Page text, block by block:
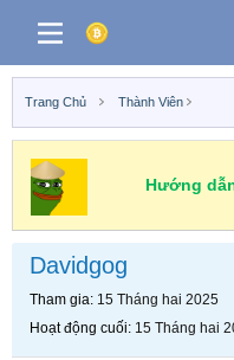
Trang Chủ Thành Viên
Hướng
Davidgog
Tham gia 15 Tháng hai 2025
Hoạt động cuối 15 Tháng hai